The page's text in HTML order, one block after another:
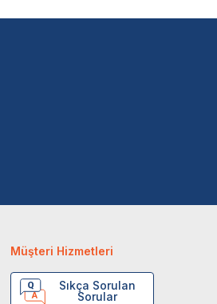
Müşteri Hizmetleri
Sıkça Sorulan
Sorular